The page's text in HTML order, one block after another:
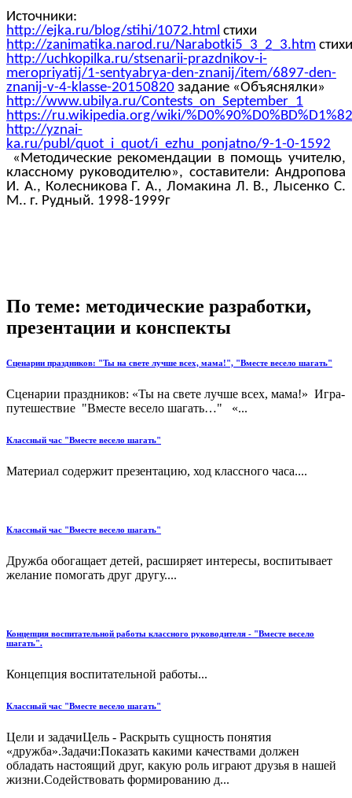
Источники:
http://ejka.ru/blog/stihi/1072.html стихи
http://zanimatika.narod.ru/Narabotki5_3_2_3.htm стихи
http://uchkopilka.ru/stsenarii-prazdnikov-i-
meropriyatij/1-sentyabrya-den-znanij/item/6897-den-
znanij-v-4-klasse-20150820 задание «Объяснялки»
http://www.ubilya.ru/Contests_on_September_1
https://ru.wikipedia.org/wiki/
http://yznai-
ka.ru/publ/quot_i_quot/i_ezhu_ponjatno/9-1-0-1592
«Методические рекомендации в помощь учителю,
классному руководителю», составители: Андропова
И. А., Колесникова Г. А., Ломакина Л. В., Лысенко С.
М.. г. Рудный. 1998-1999г
По теме: методические разработки,
презентации и конспекты
Сценарии праздников: "Ты на свете лучше всех, мама!", "Вместе весело шагать"
Сценарии праздников: «Ты на свете лучше всех, мама!» Игра-
путешествие "Вместе весело шагать…" «...
Классный час "Вместе весело шагать"
Материал содержит презентацию, ход классного часа....
Классный час "Вместе весело шагать"
Дружба обогащает детей, расширяет интересы, воспитывает
желание помогать друг другу....
Концепция воспитательной работы классного руководителя - "Вместе весело
шагать".
Концепция воспитательной работы...
Классный час "Вместе весело шагать"
Цели и задачиЦель - Раскрыть сущность понятия
«дружба».Задачи:Показать какими качествами должен
обладать настоящий друг, какую роль играют друзья в нашей
жизни.Содействовать формированию д...